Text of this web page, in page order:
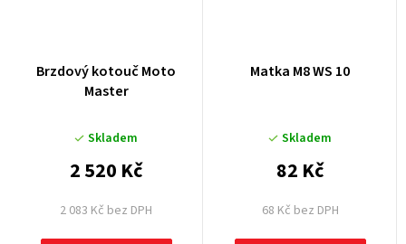
Brzdový kotouč Moto
Master
Skladem
2 083 Kč bez DPH
2 520 Kč
Matka M8 WS 10
Skladem
68 Kč bez DPH
82 Kč